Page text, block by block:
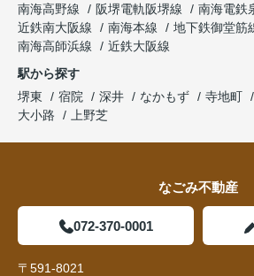
南海高野線
阪堺電軌阪堺線 南海電鉄
近鉄南大阪線
南海本線 地下鉄御堂筋
南海高師浜線
近鉄大阪線
駅から探す
堺東
宿院 深井 なかもず 寺地町
大小路
上野芝
なごみ不動産
072-370-0001
〒591-8021